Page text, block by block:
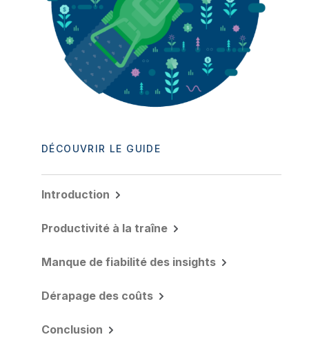
DÉCOUVRIR LE GUIDE
Introduction
Productivité à la traîne
Manque de fiabilité des insights
Dérapage des coûts
Conclusion